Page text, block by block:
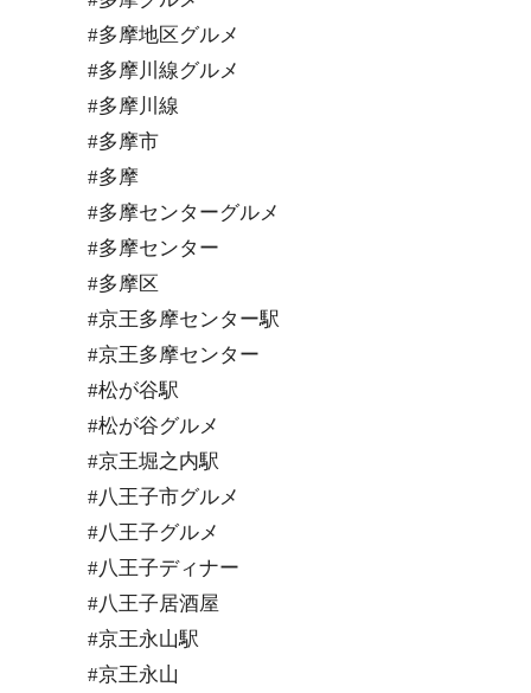
#多摩地区グルメ
#多摩川線グルメ
#多摩川線
#多摩市
#多摩
#多摩センターグルメ
#多摩センター
#多摩区
#京王多摩センター駅
#京王多摩センター
#松が谷駅
#松が谷グルメ
#京王堀之内駅
#八王子市グルメ
#八王子グルメ
#八王子ディナー
#八王子居酒屋
#京王永山駅
#京王永山